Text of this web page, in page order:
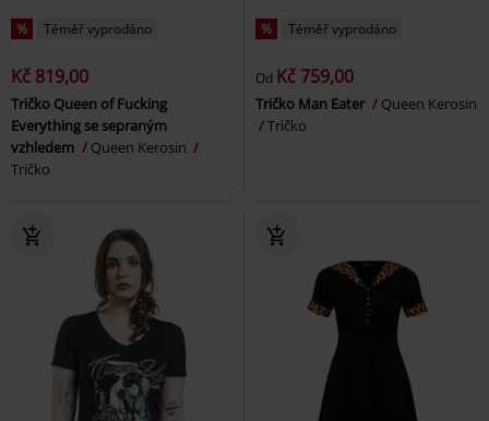
% Téměř vyprodáno
Kč 819,00
Tričko Queen of Fucking
Everything se sepraným
vzhledem
Queen Kerosin
Tričko
% Téměř vyprodáno
Od Kč 759,00
Tričko Man Eater
Queen Kerosin
Tričko